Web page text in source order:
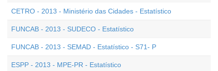
CETRO - 2013 - Ministério das Cidades - Estatístico
FUNCAB - 2013 - SUDECO - Estatístico
FUNCAB - 2013 - SEMAD - Estatístico - S71- P
ESPP - 2013 - MPE-PR - Estatístico